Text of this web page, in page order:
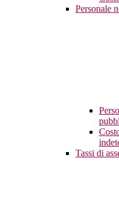
Personale
Tassi di